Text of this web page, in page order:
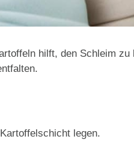
hilft, den Schleim zu
legen.